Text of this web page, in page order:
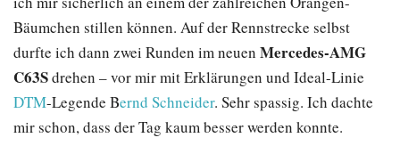
Bäumchen stillen können. Auf der Rennstrecke selbst
durfte ich dann zwei Runden im neuen Mercedes-AMG
C63Sdrehen – vor mir mit Erklärungen und Ideal-Linie
DTM-Legende Bernd Schneider. Sehr spassig. Ich dachte
mir schon, dass der Tag kaum besser werden konnte.